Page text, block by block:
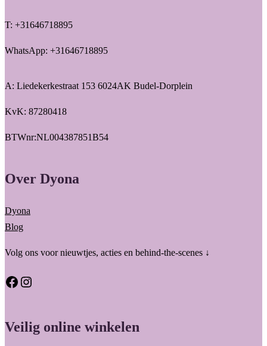
T: +31646718895
WhatsApp: +31646718895
A: Liedekerkestraat 153 6024AK Budel-Dorplein
KvK: 87280418
BTWnr:NL004387851B54
Over Dyona
Dyona
Blog
Volg ons voor nieuwtjes, acties en behind-the-scenes ↓
Facebook Instagram
Veilig online winkelen